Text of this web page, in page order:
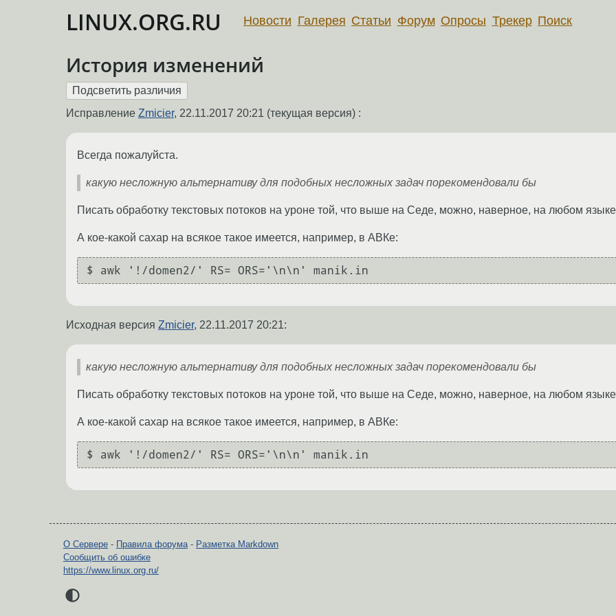
LINUX.ORG.RU Новости Галерея Статьи Форум Опросы Трекер Поиск
История изменений
Исправление Zmicier, 22.11.2017 20:21 (текущая версия) :
Всегда пожалуйста.
какую несложную альтернативу для подобных несложных задач порекомендовали бы
Писать обработку текстовых потоков на уроне той, что выше на Седе, можно, наверное, на любом
А кое-какой сахар на всякое такое имеется, например, в АВКе:
Исходная версия Zmicier, 22.11.2017 20:21:
какую несложную альтернативу для подобных несложных задач порекомендовали бы
Писать обработку текстовых потоков на уроне той, что выше на Седе, можно, наверное, на любом
А кое-какой сахар на всякое такое имеется, например, в АВКе:
О Сервере - Правила форума- Разметка Markdown
Сообщить об ошибке
https://www.linux.org.ru/